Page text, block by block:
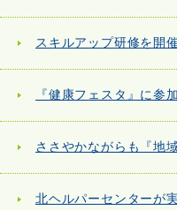
スキルアップ研修を開
『健康フェスタ』に参
ささやかながらも『地
北ヘルパーセンターが